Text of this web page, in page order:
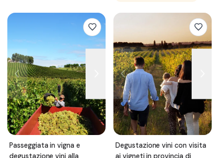
Passeggiata in vigna e
degustazione vini alla
Degustazione vini con visita
ai vigneti in provincia di